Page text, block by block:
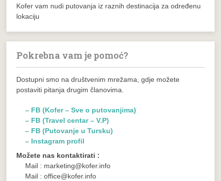
Kofer vam nudi putovanja iz raznih destinacija za određenu
lokaciju
Pokrebna vam je pomoć?
Dostupni smo na društvenim mrežama, gdje možete
postaviti pitanja drugim članovima.
– FB (Kofer – Sve o putovanjima)
– FB (Travel centar – V.P)
– FB (Putovanje u Tursku)
– Instagram profil
Možete nas kontaktirati :
Mail : marketing@kofer.info
Mail : office@kofer.info